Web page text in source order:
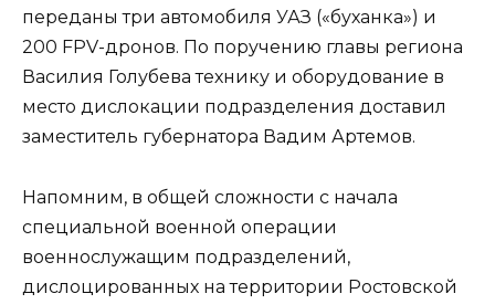
переданы три автомобиля УАЗ («буханка») и
200 FPV-дронов. По поручению главы региона
Василия Голубева технику и оборудование в
место дислокации подразделения доставил
заместитель губернатора Вадим Артемов.
Напомним, в общей сложности с начала
специальной военной операции
военнослужащим подразделений,
дислоцированных на территории Ростовской